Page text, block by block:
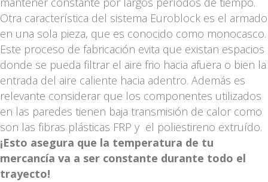
Otra característica del sistema Euroblock es el armado
en una sola pieza, que es conocido como monocasco.
Este proceso de fabricación evita que existan espacios
donde se pueda filtrar el aire frio hacia afuera o bien la
entrada del aire caliente hacia adentro. Además es
relevante considerar que los componentes utilizados
en las paredes tienen baja transmisión de calor como
son las fibras plásticas FRP y el poliestireno extruído.
¡Esto asegura que la temperatura de tu
mercancía va a ser constante durante todo el
trayecto!